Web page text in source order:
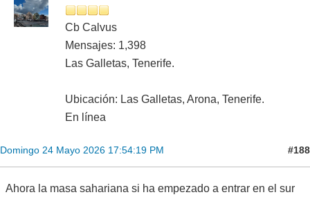
Cb Calvus
Mensajes: 1,398
Las Galletas, Tenerife.
Ubicación: Las Galletas, Arona, Tenerife.
En línea
Domingo 24 Mayo 2026 17:54:19 PM #188
Ahora la masa sahariana si ha empezado a entrar en el sur